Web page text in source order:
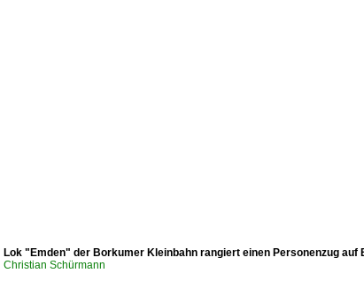
Lok "Emden" der Borkumer Kleinbahn rangiert einen Personenzug auf
Christian Schürmann